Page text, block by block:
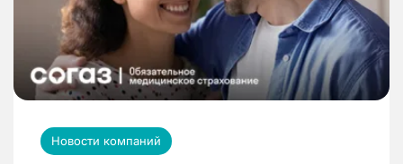
Новости компаний